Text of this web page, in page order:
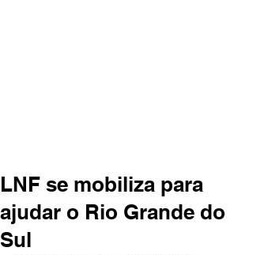
LNF se mobiliza para
ajudar o Rio Grande do
Sul